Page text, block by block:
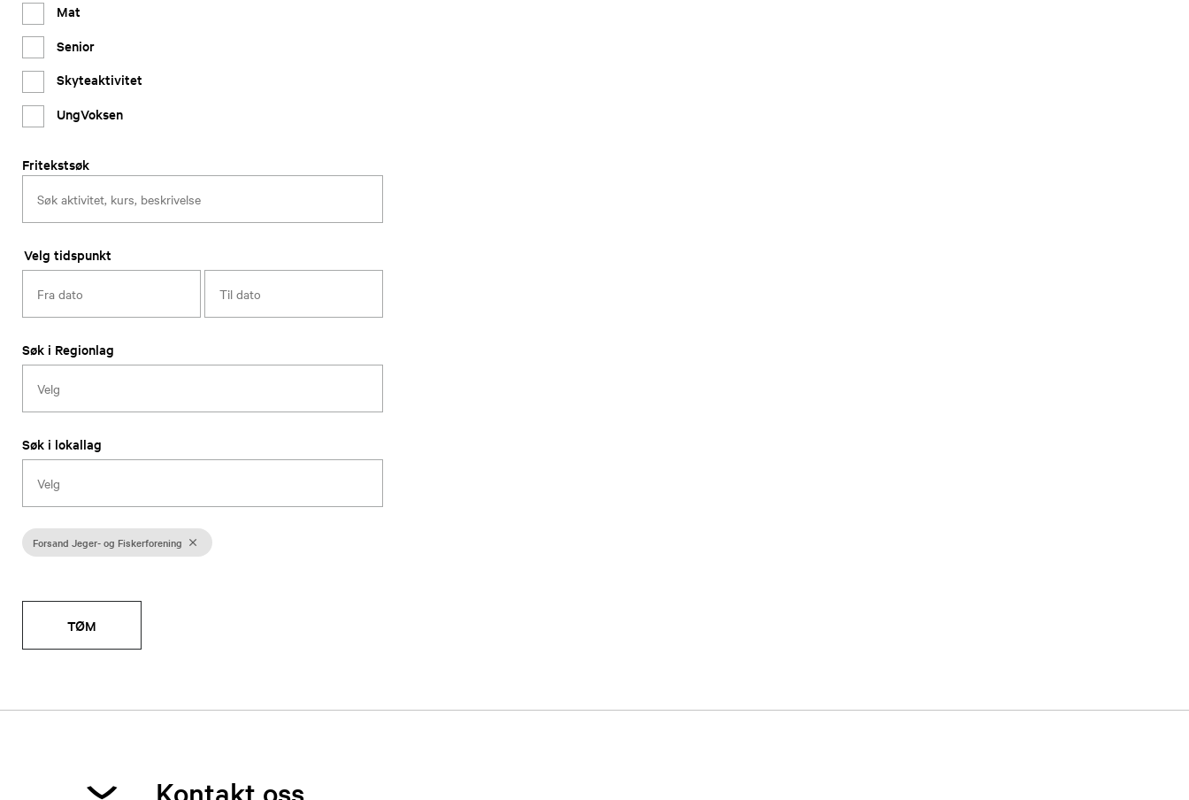
Mat
Senior
Skyteaktivitet
UngVoksen
Fritekstsøk
Velg tidspunkt
Søk i Regionlag
Søk i lokallag
Forsand Jeger- og Fiskerforening
TØM
Kontakt oss